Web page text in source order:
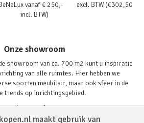
maakt gebruik van
vanaf € 250,- excl. BTW (€302,50
incl. BTW)
Onze showroom
showroom van ca. 700 m2 kunt u inspiratie
van alle ruimtes. Hier hebben we
soorten meubilair, maar ook sfeer in de
trends op inrichtingsgebied.
Lees verder